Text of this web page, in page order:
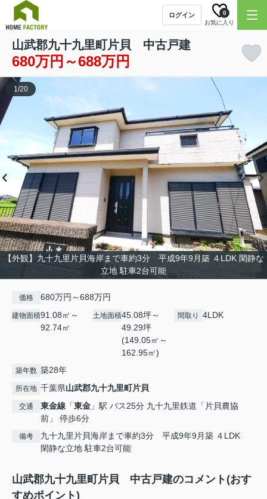
ログイン
お気に入り
0
山武郡九十九里町片貝 中古戸建
680万円～688万円
【外観】九十九里片貝海岸まで車約3分 平成9年9月築 ４LDK 閑静な
立地 駐車2台可能
1/20
価格 680万円～688万円
建物面積91.08㎡～
92.74㎡
土地面積45.08坪～
49.29坪
(149.05㎡～
162.95㎡)
間取り 4LDK
築年数 築28年
所在地 千葉県山武郡九十九里町片貝
交通 東金線 「東金 」駅 バス25分 九十九里鉄道「片貝農協
前」 停歩6分
備考
九十九里片貝海岸まで車約3分 平成9年9月築 ４LDK
閑静な立地 駐車2台可能
山武郡九十九里町片貝 中古戸建のコメント(おす
すめポイント)